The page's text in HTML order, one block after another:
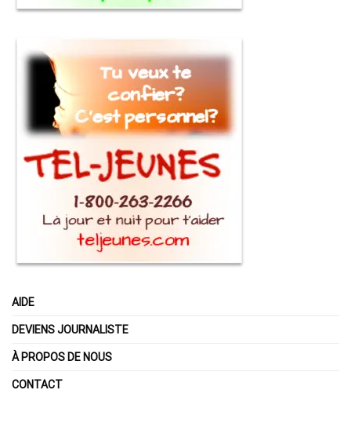
AIDE
DEVIENS JOURNALISTE
À PROPOS DE NOUS
CONTACT